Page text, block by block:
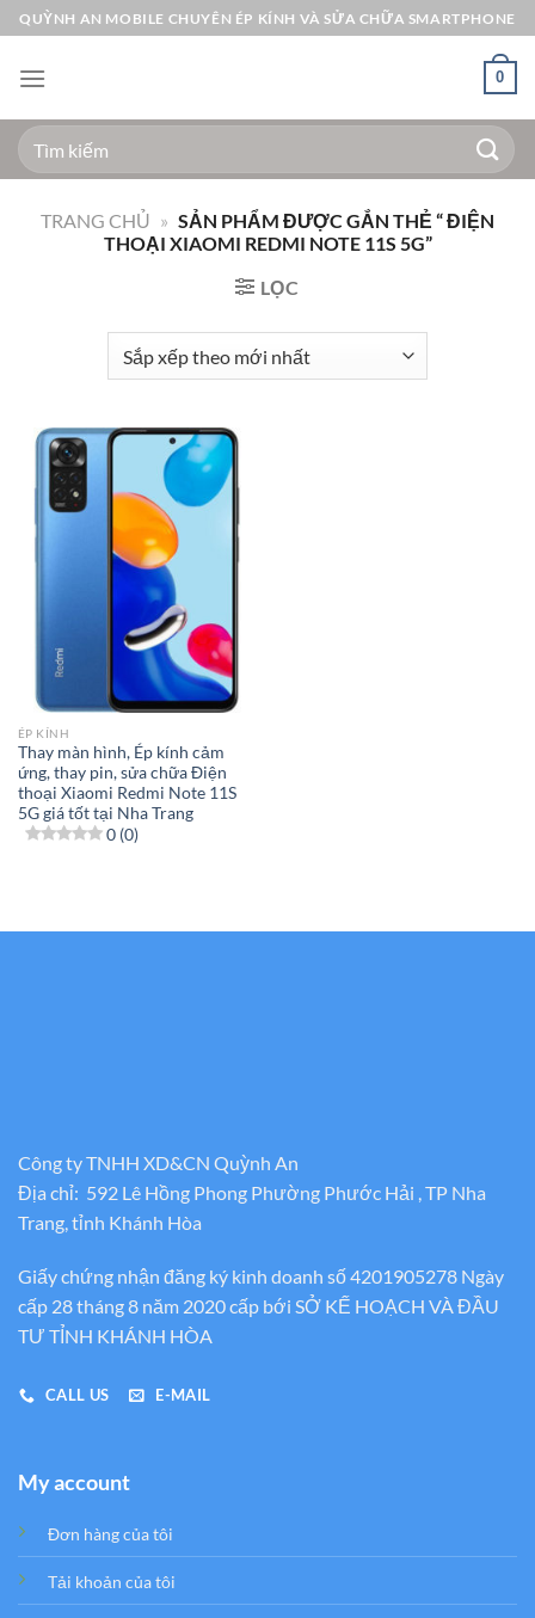
Bỏ
qua
nội
QUỲNH AN MOBILE CHUYÊN ÉP KÍNH VÀ SỬA CHỮA SMARTPHONE
0
Tìm
kiếm:
TRANG CHỦ » SẢN PHẨM ĐƯỢC GẮN THẺ “ ĐIỆN
THOẠI XIAOMI REDMI NOTE 11S 5G”
LỌC
ÉP KÍNH
Thay màn hình, Ép kính cảm
ứng, thay pin, sửa chữa Điện
thoại Xiaomi Redmi Note 11S
5G giá tốt tại Nha Trang
0 (0)
Công ty TNHH XD&CN Quỳnh An
Địa chỉ: 592 Lê Hồng Phong Phường Phước Hải , TP Nha
Trang, tỉnh Khánh Hòa
Giấy chứng nhận đăng ký kinh doanh số 4201905278 Ngày
cấp 28 tháng 8 năm 2020 cấp bới SỞ KẾ HOẠCH VÀ ĐẦU
TƯ TỈNH KHÁNH HÒA
CALL US E-MAIL
My account
Đơn hàng của tôi
Tải khoản của tôi